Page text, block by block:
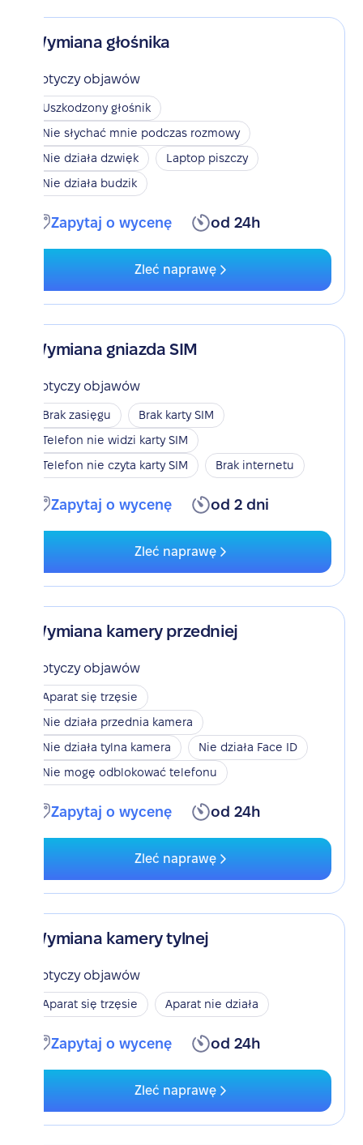
Wymiana głośnika
Dotyczy objawów
Uszkodzony głośnik
Nie słychać mnie podczas rozmowy
Nie działa dzwięk
Laptop piszczy
Nie działa budzik
Zapytaj o wycenę od 24h
Zleć naprawę
Wymiana gniazda SIM
Dotyczy objawów
Brak zasięgu
Brak karty SIM
Telefon nie widzi karty SIM
Telefon nie czyta karty SIM
Brak internetu
Zapytaj o wycenę od 2 dni
Zleć naprawę
Wymiana kamery przedniej
Dotyczy objawów
Aparat się trzęsie
Nie działa przednia kamera
Nie działa tylna kamera
Nie działa Face ID
Nie mogę odblokować telefonu
Zapytaj o wycenę od 24h
Zleć naprawę
Wymiana kamery tylnej
Dotyczy objawów
Aparat się trzęsie Aparat nie działa
Zapytaj o wycenę od 24h
Zleć naprawę